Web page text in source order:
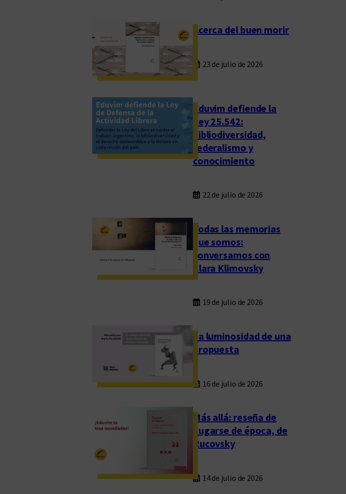
Acerca del buen morir
23 de julio de 2026
Eduvim defiende la
Ley 25.542:
bibliodiversidad,
federalismo y
conocimiento
22 de julio de 2026
Todas las memorias
que somos:
conversamos con
Clara Klimovsky
19 de julio de 2026
La luminosidad de una
propuesta
16 de julio de 2026
Más allá: reseña de
Fugarse de época, de
Rucovsky
14 de julio de 2026